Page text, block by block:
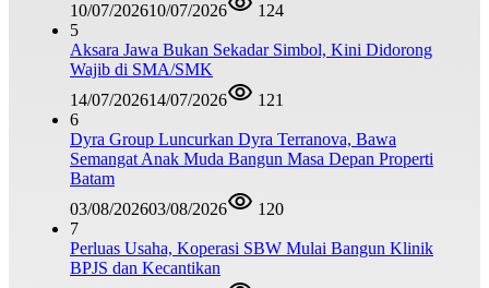
10/07/202610/07/2026
124
5
Aksara Jawa Bukan Sekadar Simbol, Kini Didorong
Wajib di SMA/SMK
14/07/202614/07/2026
121
6
Dyra Group Luncurkan Dyra Terranova, Bawa
Semangat Anak Muda Bangun Masa Depan Properti
Batam
03/08/202603/08/2026
120
7
Perluas Usaha, Koperasi SBW Mulai Bangun Klinik
BPJS dan Kecantikan